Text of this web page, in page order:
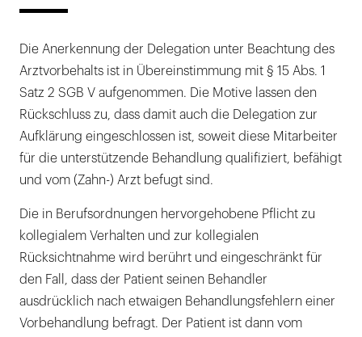
Die Anerkennung der Delegation unter Beachtung des
Arztvorbehalts ist in Übereinstimmung mit § 15 Abs. 1
Satz 2 SGB V aufgenommen. Die Motive lassen den
Rückschluss zu, dass damit auch die Delegation zur
Aufklärung eingeschlossen ist, soweit diese Mitarbeiter
für die unterstützende Behandlung qualifiziert, befähigt
und vom (Zahn-) Arzt befugt sind.
Die in Berufsordnungen hervorgehobene Pflicht zu
kollegialem Verhalten und zur kollegialen
Rücksichtnahme wird berührt und eingeschränkt für
den Fall, dass der Patient seinen Behandler
ausdrücklich nach etwaigen Behandlungsfehlern einer
Vorbehandlung befragt. Der Patient ist dann vom